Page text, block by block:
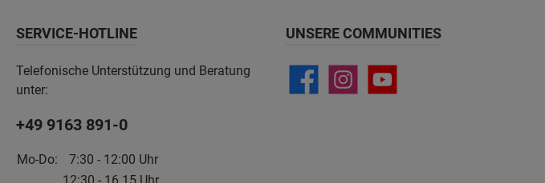
SERVICE-HOTLINE
Telefonische Unterstützung und Beratung
unter:
+49 9163 891-0
Mo-Do:
7:30 - 12:00 Uhr
UNSERE COMMUNITIES